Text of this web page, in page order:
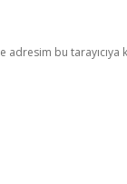
adresim bu tarayıcıya